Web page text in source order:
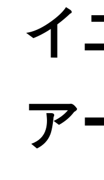
イ
ア